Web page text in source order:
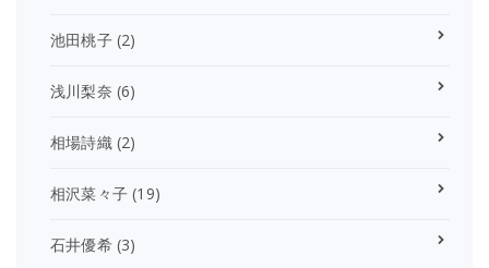
池田桃子(2)
浅川梨奈 (6)
相場詩織(2)
相沢菜々子 (19)
石井優希(3)